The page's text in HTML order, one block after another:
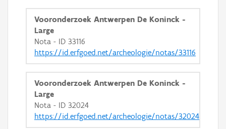
Vooronderzoek Antwerpen De Koninck -
Large
Nota - ID 33116
https://id.erfgoed.net/archeologie/notas/33116
Vooronderzoek Antwerpen De Koninck -
Large
Nota - ID 32024
https://id.erfgoed.net/archeologie/notas/32024